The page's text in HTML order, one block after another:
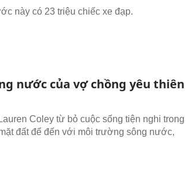
này có 23 triệu chiếc xe đạp.
nước của vợ chồng yêu thiên
Coley từ bỏ cuộc sống tiện nghi trong
đất để đến với môi trường sông nước,